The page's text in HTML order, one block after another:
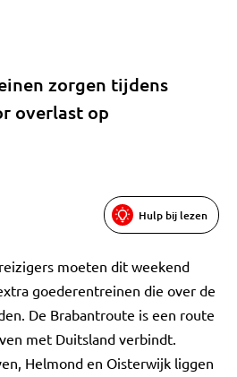
zorgen tijdens
overlast op
Hulp bij lezen
moeten dit weekend
goederentreinen die over de
De Brabantroute is een route
met Duitsland verbindt.
Helmond en Oisterwijk liggen